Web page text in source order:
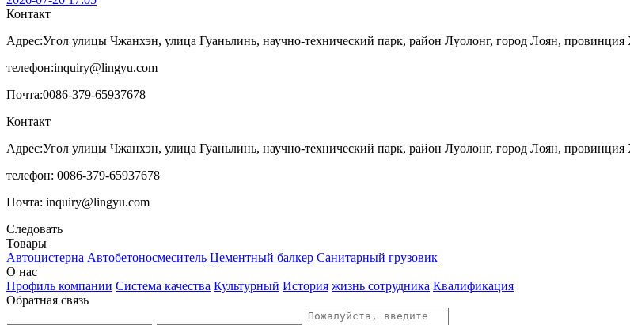
Контакт
Адрес:Угол улицы Чжанхэн, улица Гуаньлинь, научно-технический парк, район Луолонг, город Лоян, провинция
телефон:inquiry@lingyu.com
Почта:0086-379-65937678
Контакт
Адрес:Угол улицы Чжанхэн, улица Гуаньлинь, научно-технический парк, район Луолонг, город Лоян, провинция
телефон: 0086-379-65937678
Почта: inquiry@lingyu.com
Следовать
Товары
Автоцистерна Автобетоносмеситель Цементный балкер Санитарный грузовик
О нас
Профиль компании Система качества Культурный История жизнь сотрудника Квалификация
Обратная связь